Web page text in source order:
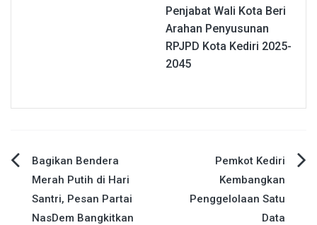
Penjabat Wali Kota Beri
Arahan Penyusunan
RPJPD Kota Kediri 2025-
2045
Navigasi
pos
Bagikan Bendera
Merah Putih di Hari
Santri, Pesan Partai
NasDem Bangkitkan
Pemkot Kediri
Kembangkan
Penggelolaan Satu
Data